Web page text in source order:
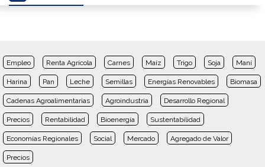
Empleo Renta Agrícola Carnes Maíz Trigo Soja Maní
Harina Pan Leche Semillas Energías Renovables Biomasa
Cadenas Agroalimentarias Agroindustria Desarrollo Regional
Precios Rentabilidad Bioenergía Sustentabilidad
Economías Regionales Social Mercado Agregado de Valor
Precios